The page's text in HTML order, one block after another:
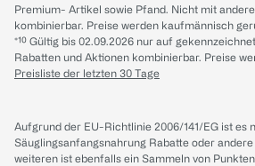
Premium- Artikel sowie Pfand. Nicht mit
kombinierbar. Preise werden kaufmännisch
*¹⁰ Gültig bis 02.09.2026 nur auf
Rabatten und Aktionen kombinierbar. Preise
Preisliste der letzten 30 Tage
Aufgrund der EU-Richtlinie 2006/141/EG ist es
Säuglingsanfangsnahrung Rabatte oder
weiteren ist ebenfalls ein Sammeln von